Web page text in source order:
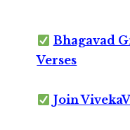
Bhagavad
Verses
Join